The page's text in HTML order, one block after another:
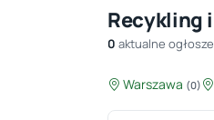
Recykling
0 aktualne
Warszawa (0)